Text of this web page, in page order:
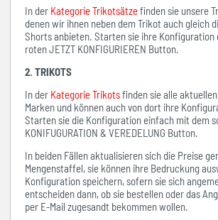
In der Kategorie Trikotsätzefinden sie unsere
denen wir ihnen neben dem Trikot auch gleich
Shorts anbieten. Starten sie ihre Konfiguration
roten JETZT KONFIGURIEREN Button.
2. TRIKOTS
In der Kategorie Trikotsfinden sie alle
Marken und können auch von dort ihre
Starten sie die Konfiguration einfach mit dem
KONIFUGURATION & VEREDELUNG Button.
In beiden Fällen aktualisieren sich die Preise
Mengenstaffel, sie können ihre Bedruckung
Konfiguration speichern, sofern sie sich
entscheiden dann, ob sie bestellen oder das
per E-Mail zugesandt bekommen wollen.